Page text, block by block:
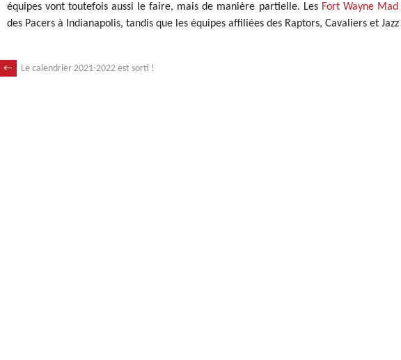
équipes vont toutefois aussi le faire, mais de manière partielle. Les Fort Wayne Mad
des Pacers à Indianapolis, tandis que les équipes affiliées des Raptors, Cavaliers et
NAVIGATION
← Le calendrier 2021-2022 est sorti !